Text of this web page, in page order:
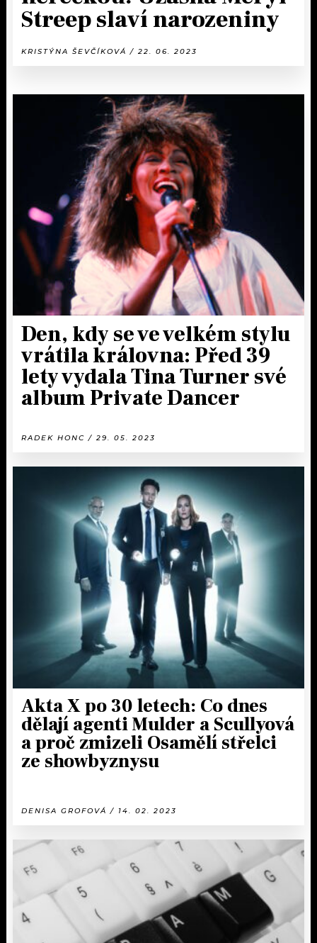
Streep slaví narozeniny
KRISTÝNA ŠEVČÍKOVÁ / 22. 06. 2023
Den, kdy se ve velkém stylu
vrátila královna: Před 39
lety vydala Tina Turner své
album Private Dancer
RADEK HONC / 29. 05. 2023
Akta X po 30 letech: Co dnes
dělají agenti Mulder a Scullyová
a proč zmizeli Osamělí střelci
ze showbyznysu
DENISA GROFOVÁ / 14. 02. 2023